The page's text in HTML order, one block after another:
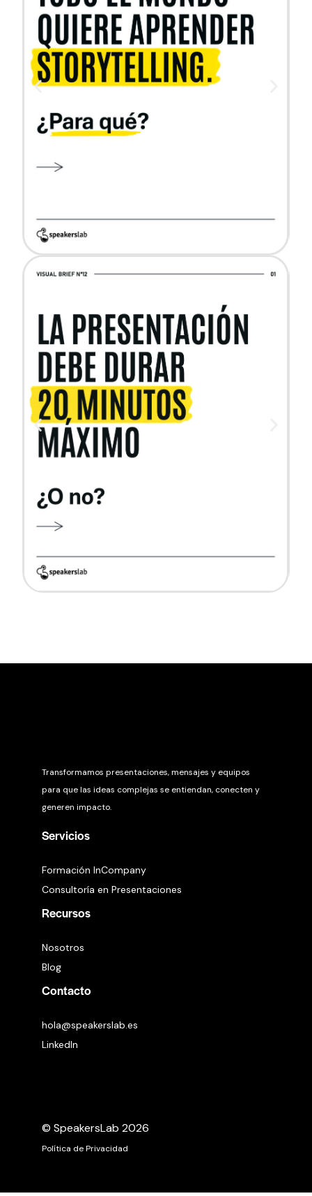
Transformamos presentaciones, mensajes y equipos
para que las ideas complejas se entiendan, conecten y
generen impacto.
Servicios
Formación InCompany
Consultoría en Presentaciones
Recursos
Nosotros
Blog
Contacto
hola@speakerslab.es
LinkedIn
© SpeakersLab 2026
Política de Privacidad